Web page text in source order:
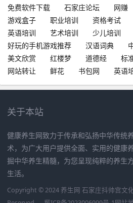
免费软件下载
石家庄论坛 网赚
游戏盒子
职业培训 资格考试
英语培训
艺术培训 少儿培训
好玩的手机游戏推荐
汉语词典
美文欣赏
红楼梦 道德经 标
网站转让
鲜花 书包网 英语
关于本站
健康养生网致力于传承和弘扬中华传统
术，为广大用户提供全面、实用的健康
掘中华养生精髓，为您呈现纯粹的养生
生活。
Copyright © 2024 养生网 石家庄抖帅宫文